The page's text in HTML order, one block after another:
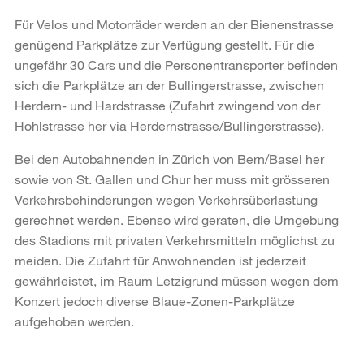
Für Velos und Motorräder werden an der Bienenstrasse
genügend Parkplätze zur Verfügung gestellt. Für die
ungefähr 30 Cars und die Personentransporter befinden
sich die Parkplätze an der Bullingerstrasse, zwischen
Herdern- und Hardstrasse (Zufahrt zwingend von der
Hohlstrasse her via Herdernstrasse/Bullingerstrasse).
Bei den Autobahnenden in Zürich von Bern/Basel her
sowie von St. Gallen und Chur her muss mit grösseren
Verkehrsbehinderungen wegen Verkehrsüberlastung
gerechnet werden. Ebenso wird geraten, die Umgebung
des Stadions mit privaten Verkehrsmitteln möglichst zu
meiden. Die Zufahrt für Anwohnenden ist jederzeit
gewährleistet, im Raum Letzigrund müssen wegen dem
Konzert jedoch diverse Blaue-Zonen-Parkplätze
aufgehoben werden.